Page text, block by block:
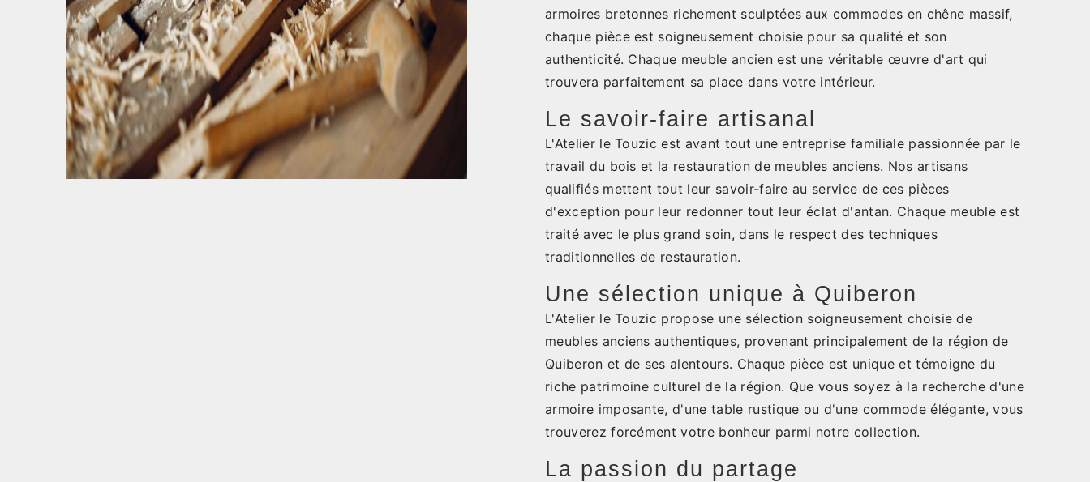
armoires bretonnes richement sculptées aux commodes en chêne massif,
chaque pièce est soigneusement choisie pour sa qualité et son
authenticité. Chaque meuble ancien est une véritable œuvre d'art qui
trouvera parfaitement sa place dans votre intérieur.
Le savoir-faire artisanal
L'Atelier le Touzic est avant tout une entreprise familiale passionnée par le
travail du bois et la restauration de meubles anciens. Nos artisans
qualifiés mettent tout leur savoir-faire au service de ces pièces
d'exception pour leur redonner tout leur éclat d'antan. Chaque meuble est
traité avec le plus grand soin, dans le respect des techniques
traditionnelles de restauration.
Une sélection unique à Quiberon
L'Atelier le Touzic propose une sélection soigneusement choisie de
meubles anciens authentiques, provenant principalement de la région de
Quiberon et de ses alentours. Chaque pièce est unique et témoigne du
riche patrimoine culturel de la région. Que vous soyez à la recherche d'une
armoire imposante, d'une table rustique ou d'une commode élégante, vous
trouverez forcément votre bonheur parmi notre collection.
La passion du partage